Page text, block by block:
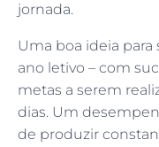
jornada.
Uma boa ideia para
ano letivo – com
metas a serem
dias. Um
de produzir